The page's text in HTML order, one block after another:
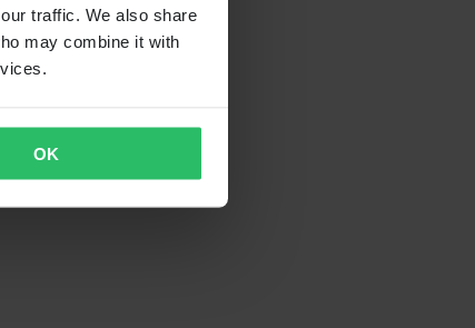
traffic. We also share
may combine it with
OK